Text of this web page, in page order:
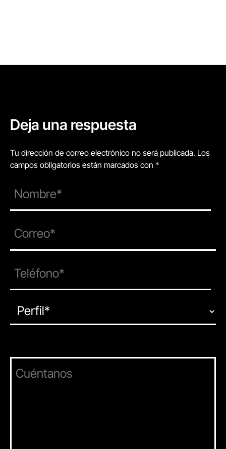
Deja una respuesta
Tu dirección de correo electrónico no será publicada. Los
campos obligatorios están marcados con *